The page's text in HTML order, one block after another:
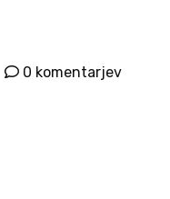
0 komentarjev